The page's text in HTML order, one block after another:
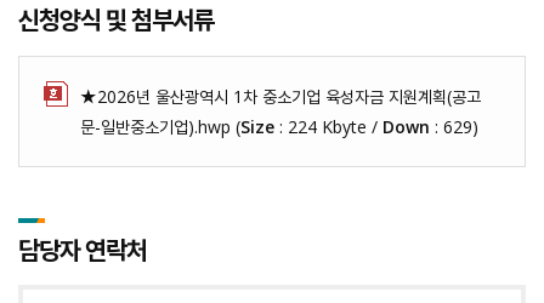
신청양식 및 첨부서류
★2026년 울산광역시 1차 중소기업 육성자금 지원계획(공고
문-일반중소기업).hwp (Size : 224 Kbyte / Down : 629)
담당자 연락처